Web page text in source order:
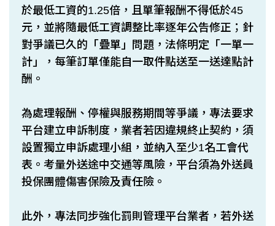
於最低工資的1.25倍，且單筆報酬不得低於45
元，並將隨最低工資調整比率逐年公告修正；針
對爭議已久的「疊單」問題，法條明定「一單一
計」，每筆訂單僅能自一取件點送至一送達點計
酬。
為處理報酬、停權與服務期間等爭議，專法要求
平台建立申訴制度，業者若因違規終止契約，須
設置獨立申訴處理小組，並納入至少1名工會代
表。考量外送途中交通等風險，平台須為外送員
投保團體傷害保險及責任險。
此外，專法同步強化罰則管理平台業者，若外送